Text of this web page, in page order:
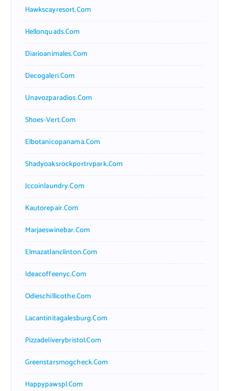
Hawkscayresort.com
Hellonquads.com
Diarioanimales.com
Decogaleri.com
Unavozparadios.com
Shoes-Vert.com
Elbotanicopanama.com
Shadyoaksrockportrvpark.com
Jccoinlaundry.com
Kautorepair.com
Marjaeswinebar.com
Elmazatlanclinton.com
Ideacoffeenyc.com
Odieschillicothe.com
Lacantinitagalesburg.com
Pizzadeliverybristol.com
Greenstarsmogcheck.com
Happypawspl.com